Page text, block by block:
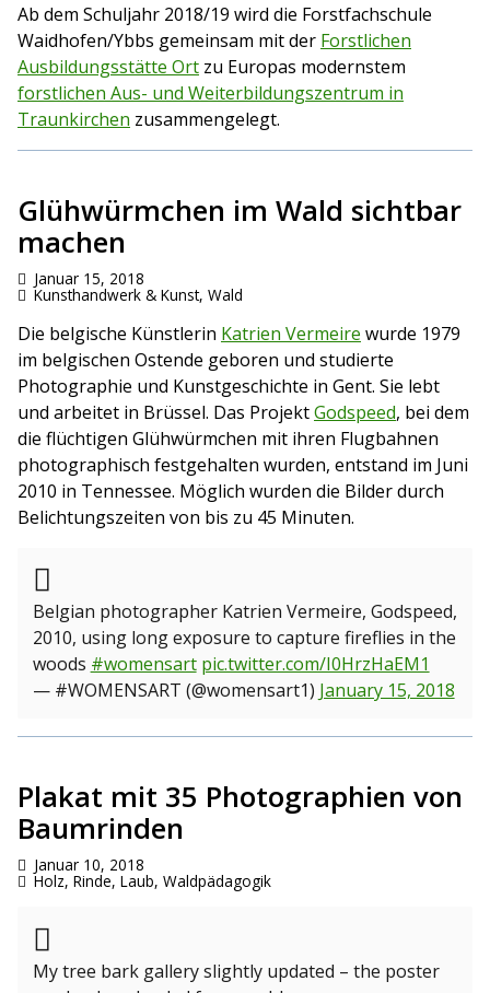
Ab dem Schuljahr 2018/19 wird die Forstfachschule
Waidhofen/Ybbs gemeinsam mit der Forstlichen
Ausbildungsstätte Ort zu Europas modernstem
forstlichen Aus- und Weiterbildungszentrum in
Traunkirchen zusammengelegt.
Glühwürmchen im Wald sichtbar
machen
Januar 15, 2018
Kunsthandwerk & Kunst, Wald
Die belgische Künstlerin Katrien Vermeire wurde 1979
im belgischen Ostende geboren und studierte
Photographie und Kunstgeschichte in Gent. Sie lebt
und arbeitet in Brüssel. Das ProjektGodspeed, bei dem
die flüchtigen Glühwürmchen mit ihren Flugbahnen
photographisch festgehalten wurden, entstand im Juni
2010 in Tennessee. Möglich wurden die Bilder durch
Belichtungszeiten von bis zu 45 Minuten.
Belgian photographer Katrien Vermeire, Godspeed,
2010, using long exposure to capture fireflies in the
woods #womensart pic.twitter.com/I0HrzHaEM1
— #WOMENSART (@womensart1) January 15, 2018
Plakat mit 35 Photographien von
Baumrinden
Januar 10, 2018
Holz, Rinde, Laub, Waldpädagogik
My tree bark gallery slightly updated – the poster